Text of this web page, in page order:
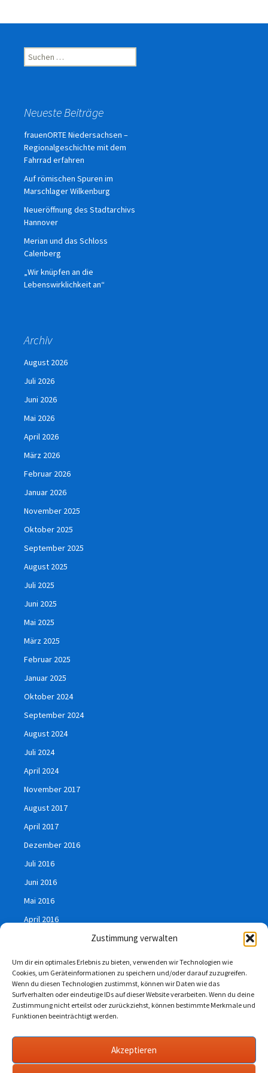
Zustimmung verwalten
Um dir ein optimales Erlebnis zu bieten, verwenden wir Technologien wie
Cookies, um Geräteinformationen zu speichern und/oder darauf zuzugreifen.
Wenn du diesen Technologien zustimmst, können wir Daten wie das
Surfverhalten oder eindeutige IDs auf dieser Website verarbeiten. Wenn du deine
Zustimmung nicht erteilst oder zurückziehst, können bestimmte Merkmale und
Funktionen beeinträchtigt werden.
Akzeptieren
Suchen
nach:
Neueste Beiträge
frauenORTE Niedersachsen –
Regionalgeschichte mit dem
Fahrrad erfahren
Auf römischen Spuren im
Marschlager Wilkenburg
Neueröffnung des Stadtarchivs
Hannover
Merian und das Schloss
Calenberg
„Wir knüpfen an die
Lebenswirklichkeit an“
Archiv
August 2026
Juli 2026
Juni 2026
Mai 2026
April 2026
März 2026
Februar 2026
Januar 2026
November 2025
Oktober 2025
September 2025
August 2025
Juli 2025
Juni 2025
Mai 2025
März 2025
Februar 2025
Januar 2025
Oktober 2024
September 2024
August 2024
Juli 2024
April 2024
November 2017
August 2017
April 2017
Dezember 2016
Juli 2016
Juni 2016
Mai 2016
April 2016
Juli 2015